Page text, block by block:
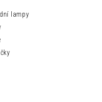
lampy